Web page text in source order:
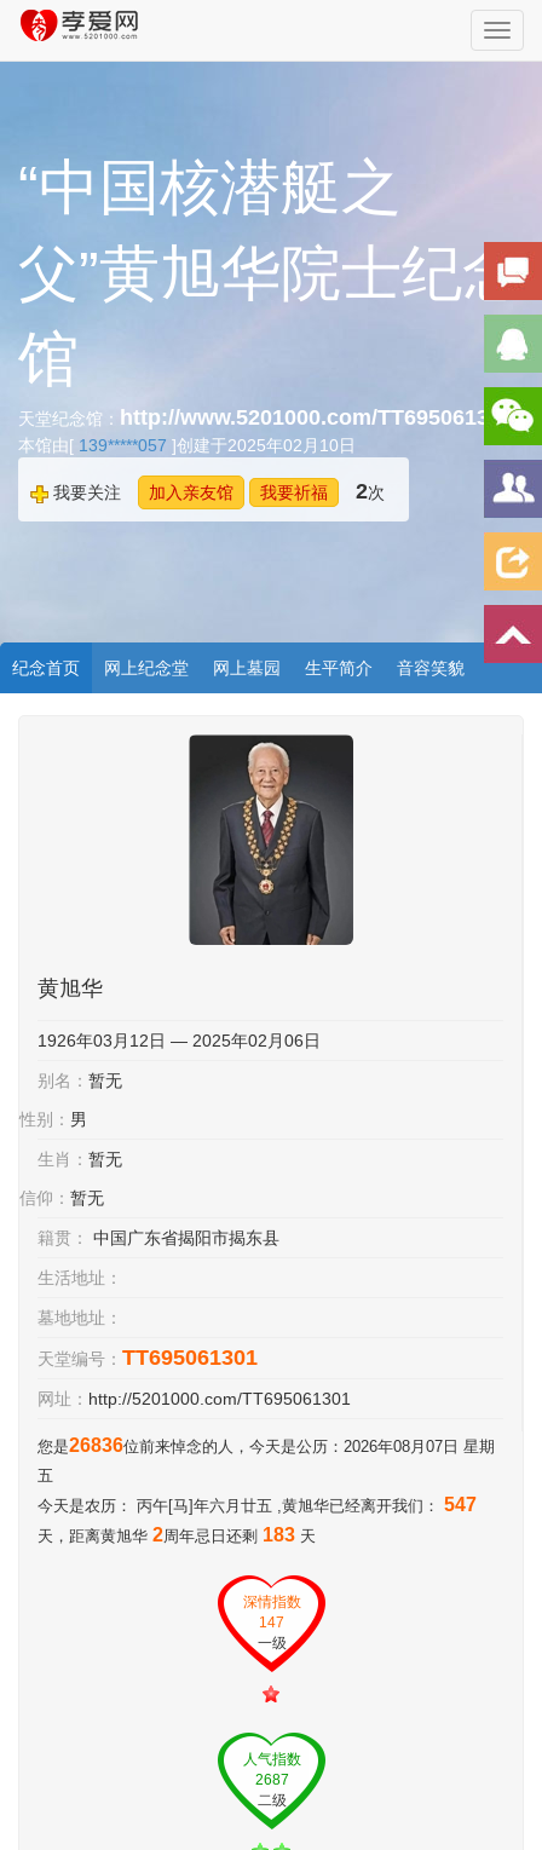
“中国核潜艇之
父”黄旭华院士纪念
馆
天堂纪念馆： http://www.5201000.com/TT695061301
本馆由[ 139*****057 ]创建于2025年02月10日
我要关注 加入亲友馆 我要祈福 2次
纪念首页 网上纪念堂 网上墓园 生平简介 音容笑貌
黄旭华
1926年03月12日 — 2025年02月06日
别名： 暂无
性别： 男
生肖： 暂无
信仰： 暂无
籍贯： 中国广东省揭阳市揭东县
生活地址：
墓地地址：
天堂编号： TT695061301
网址： http://5201000.com/TT695061301
您是26836位前来悼念的人，今天是公历：2026年08月07日 星期
五
今天是农历： 丙午[马]年六月廿五 ,黄旭华已经离开我们： 547
天，距离黄旭华 2周年忌日还剩 183 天
深情指数
147
一级
人气指数
2687
二级